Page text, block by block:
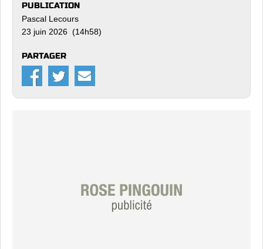
PUBLICATION
Pascal Lecours
23 juin 2026 (14h58)
PARTAGER